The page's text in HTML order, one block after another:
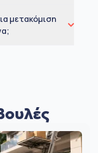
μετακόμιση